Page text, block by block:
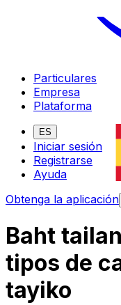
Particulares
Empresa
Plataforma
ES
Iniciar sesión
Registrarse
Ayuda
Obtenga la aplicación
Baht
tipos de
tayiko